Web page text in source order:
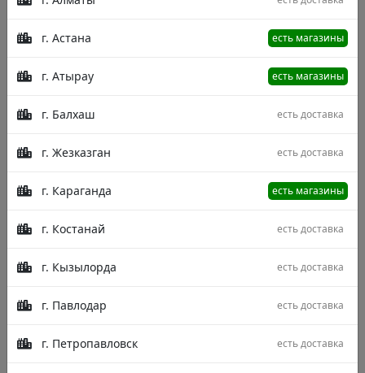
г. Астана есть магазины
г. Атырау есть магазины
г. Балхаш есть доставка
г. Жезказган есть доставка
г. Караганда есть магазины
г. Костанай есть доставка
г. Кызылорда есть доставка
г. Павлодар есть доставка
г. Петропавловск есть доставка
Скатерть Скатерть Гретта хлопок 795-